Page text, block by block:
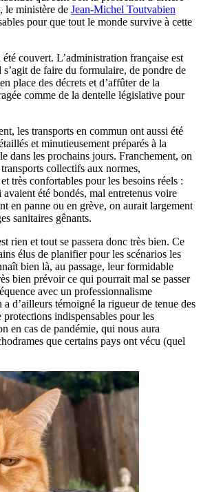
le ministère de Jean-Michel Toutvabien
pour que tout le monde survive à cette
couvert. L’administration française est
de faire du formulaire, de pondre de
place des décrets et d’affûter de la
comme de la dentelle législative pour
les transports en commun ont aussi été
et minutieusement préparés à la
dans les prochains jours. Franchement, on
collectifs aux normes,
très confortables pour les besoins réels :
été bondés, mal entretenus voire
en panne ou en grève, on aurait largement
sanitaires gênants.
rien et tout se passera donc très bien. Ce
élus de planifier pour les scénarios les
bien là, au passage, leur formidable
bien prévoir ce qui pourrait mal se passer
avec un professionnalisme
a d’ailleurs témoigné la rigueur de tenue des
protections indispensables pour les
en cas de pandémie, qui nous aura
que certains pays ont vécu (quel